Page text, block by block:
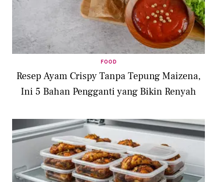
FOOD
Resep Ayam Crispy Tanpa Tepung Maizena,
Ini 5 Bahan Pengganti yang Bikin Renyah